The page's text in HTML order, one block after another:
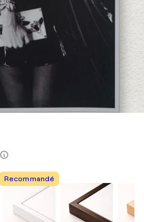
Recommandé